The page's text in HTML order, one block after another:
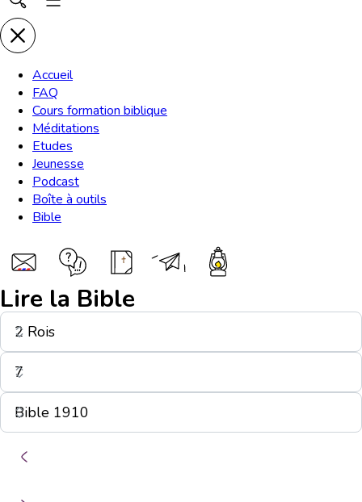
Accueil
FAQ
Cours formation biblique
Méditations
Etudes
Jeunesse
Podcast
Boîte à outils
Bible
Lire la Bible